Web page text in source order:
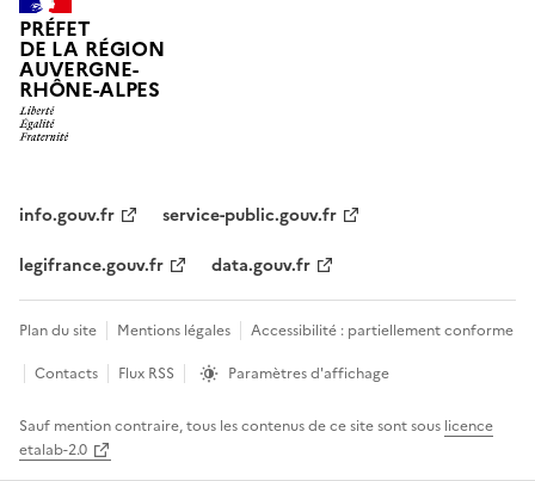
PRÉFET
DE LA RÉGION
AUVERGNE-
RHÔNE-ALPES
info.gouv.fr
service-public.gouv.fr
legifrance.gouv.fr
data.gouv.fr
Plan du site Mentions légales
Accessibilité : partiellement conforme
Contacts
Flux RSS Paramètres d'affichage
Sauf mention contraire, tous les contenus de ce site sont sous licence
etalab-2.0